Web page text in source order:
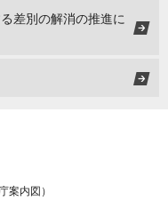
差別の解消の推進に
案内図 ）